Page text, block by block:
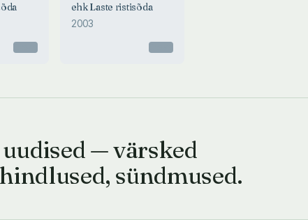
ehk Laste ristisõda
2003
— värsked
sündmused.